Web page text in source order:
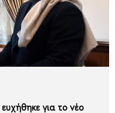
για το νέο